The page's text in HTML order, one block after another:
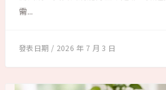
需...
2026 年 7 月 3 日